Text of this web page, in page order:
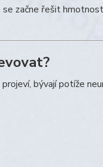
začne řešit
bývají potíže